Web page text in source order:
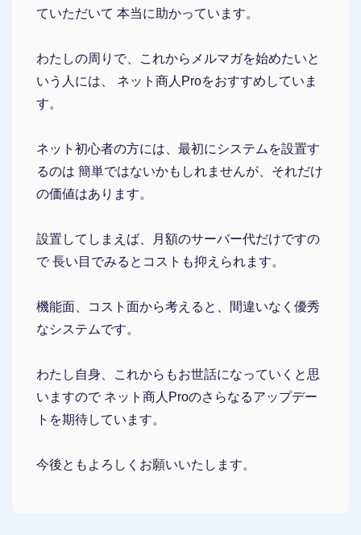
ていただいて 本当に助かっています。
わたしの周りで、これからメルマガを始めたいと
いう人には、 ネット商人Proをおすすめしていま
す。
ネット初心者の方には、最初にシステムを設置す
るのは 簡単ではないかもしれませんが、それだけ
の価値はあります。
設置してしまえば、月額のサーバー代だけですの
で 長い目でみるとコストも抑えられます。
機能面、コスト面から考えると、間違いなく優秀
なシステムです。
わたし自身、これからもお世話になっていくと思
いますので ネット商人Proのさらなるアップデー
トを期待しています。
今後ともよろしくお願いいたします。